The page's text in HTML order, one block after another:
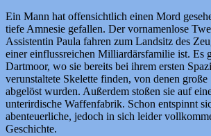
Ein Mann hat offensichtlich einen Mord
tiefe Amnesie gefallen. Der vornamenlose
Assistentin Paula fahren zum Landsitz des
einer einflussreichen Milliardärsfamilie ist. Es
Dartmoor, wo sie bereits bei ihrem ersten
verunstaltete Skelette finden, von denen
abgelöst wurden. Außerdem stoßen sie auf
unterirdische Waffenfabrik. Schon entspinnt
abenteuerliche, jedoch in sich leider
Geschichte.